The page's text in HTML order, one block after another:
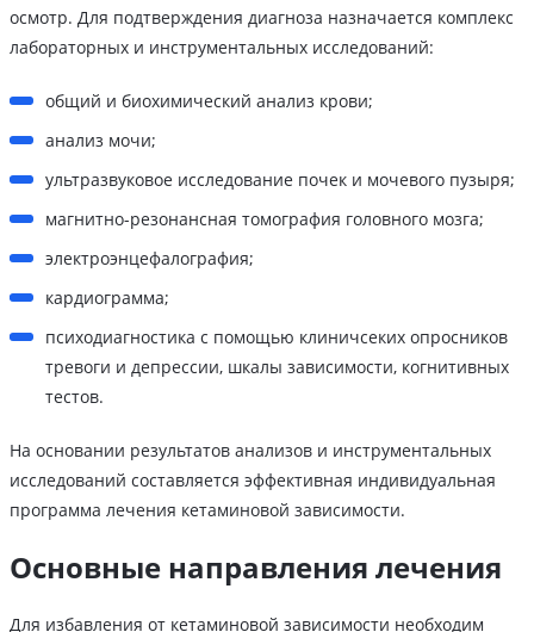
осмотр. Для подтверждения диагноза назначается комплекс
лабораторных и инструментальных исследований:
общий и биохимический анализ крови;
анализ мочи;
ультразвуковое исследование почек и мочевого пузыря;
магнитно-резонансная томография головного мозга;
электроэнцефалография;
кардиограмма;
психодиагностика с помощью клиничсеких опросников
тревоги и депрессии, шкалы зависимости, когнитивных
тестов.
На основании результатов анализов и инструментальных
исследований составляется эффективная индивидуальная
программа лечения кетаминовой зависимости.
Основные направления лечения
Для избавления от кетаминовой зависимости необходим